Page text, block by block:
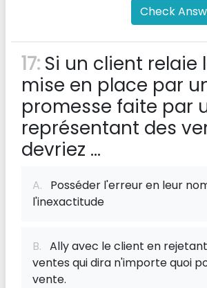
Check
17: Si un client relaie
mise en place par
promesse faite par
représentant des
devriez ...
A. Posséder l'erreur en leur
l'inexactitude
B. Ally avec le client en
ventes qui dira n'importe quoi
vente.